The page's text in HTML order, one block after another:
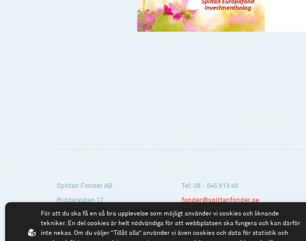
Spiltan Fonder AB
Riddargatan 17
114 57 Stockholm
Tel: 08 - 545 813 40
fonder@spiltanfonder.se
För att du ska få en så bra upplevelse som möjligt använder vi cookies och liknande
tekniker. En del cookies är helt nödvändiga för att webbplatsen ska fungera och kan därför
inte nekas. Om du väljer “Tillåt alla” använder vi även cookies och data för statistik och